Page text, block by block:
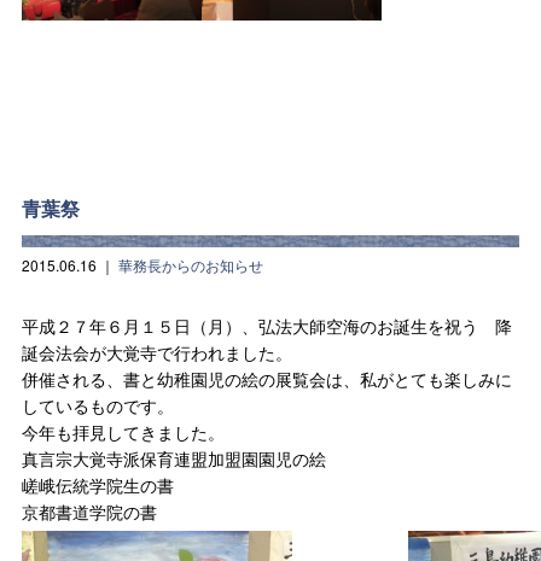
青葉祭
2015.06.16 ｜ 華務長からのお知らせ
平成２７年６月１５日（月）、弘法大師空海のお誕生を祝う 降
誕会法会が大覚寺で行われました。
併催される、書と幼稚園児の絵の展覧会は、私がとても楽しみに
しているものです。
今年も拝見してきました。
真言宗大覚寺派保育連盟加盟園園児の絵
嵯峨伝統学院生の書
京都書道学院の書